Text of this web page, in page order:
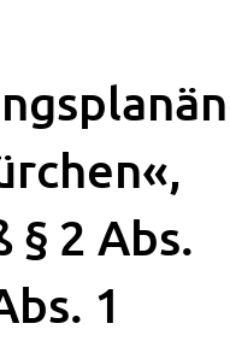
§ 2 Abs.
1